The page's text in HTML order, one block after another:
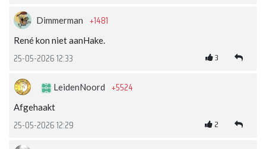
Dimmerman +1481
René kon niet aanHake.
25-05-2026 12:33 3
LeidenNoord +5524
Afgehaakt
25-05-2026 12:29 2